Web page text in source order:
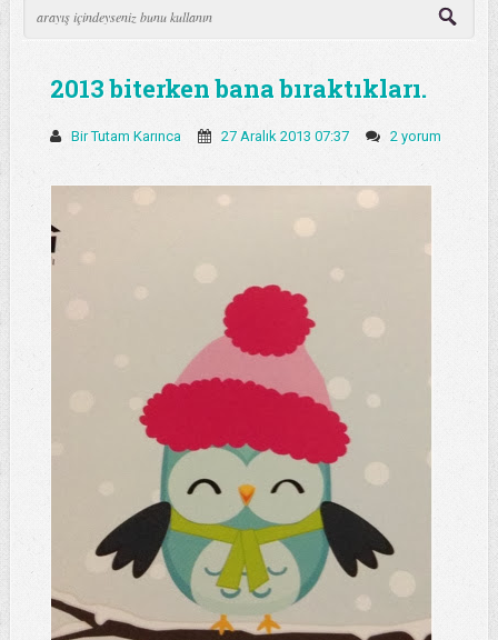
2013 biterken bana bıraktıkları.
Bir Tutam Karınca 27 Aralık 2013 07:37 2 yorum